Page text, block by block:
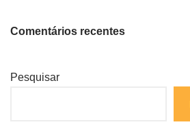
Comentários recentes
Pesquisar